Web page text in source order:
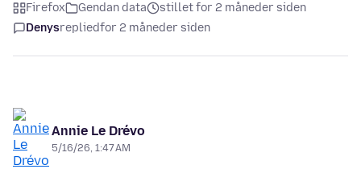
Firefox Gendan data
stillet for 2 måneder siden
Denysrepliedfor 2 måneder siden
Annie Le Drévo
5/16/26, 1:47 AM